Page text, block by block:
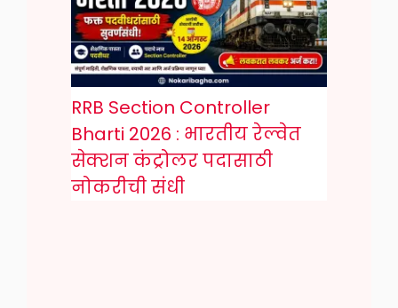
RRB Section Controller
Bharti 2026 : भारतीय रेल्वेत
सेक्शन कंट्रोलर पदासाठी
नोकरीची संधी